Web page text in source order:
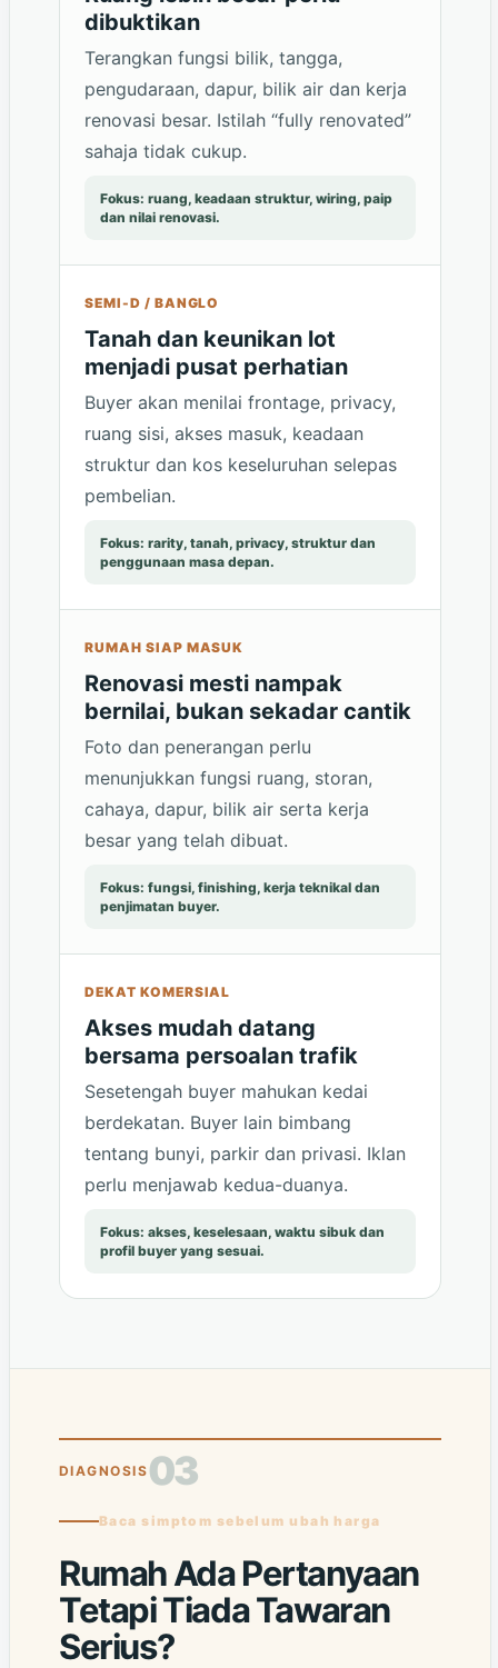
dibuktikan
Terangkan fungsi bilik, tangga,
pengudaraan, dapur, bilik air dan kerja
renovasi besar. Istilah “fully renovated”
sahaja tidak cukup.
Fokus: ruang, keadaan struktur, wiring, paip
dan nilai renovasi.
SEMI-D / BANGLO
Tanah dan keunikan lot
menjadi pusat perhatian
Buyer akan menilai frontage, privacy,
ruang sisi, akses masuk, keadaan
struktur dan kos keseluruhan selepas
pembelian.
Fokus: rarity, tanah, privacy, struktur dan
penggunaan masa depan.
RUMAH SIAP MASUK
Renovasi mesti nampak
bernilai, bukan sekadar cantik
Foto dan penerangan perlu
menunjukkan fungsi ruang, storan,
cahaya, dapur, bilik air serta kerja
besar yang telah dibuat.
Fokus: fungsi, finishing, kerja teknikal dan
penjimatan buyer.
DEKAT KOMERSIAL
Akses mudah datang
bersama persoalan trafik
Sesetengah buyer mahukan kedai
berdekatan. Buyer lain bimbang
tentang bunyi, parkir dan privasi. Iklan
perlu menjawab kedua-duanya.
Fokus: akses, keselesaan, waktu sibuk dan
profil buyer yang sesuai.
DIAGNOSIS 03
Baca simptom sebelum ubah harga
Rumah Ada Pertanyaan
Tetapi Tiada Tawaran
Serius?